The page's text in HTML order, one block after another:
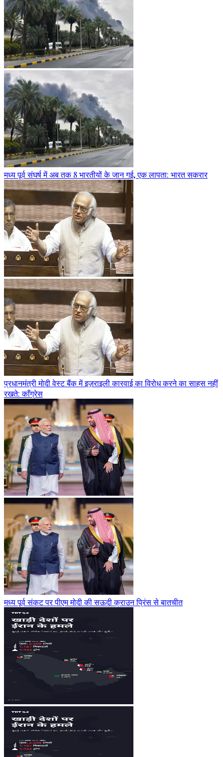
मध्य पूर्व संघर्ष में अब तक 8 भारतीयों के जान गई, एक लापता: भारत सकरार
प्रधानमंत्री मोदी वेस्ट बैंक में इज़राइली कारवाई का विरोध करने का साहस नहीं
रखते: काँग्रेस
मध्य पूर्व संकट पर पीएम मोदी की सऊदी क्राउन प्रिंस से बातचीत